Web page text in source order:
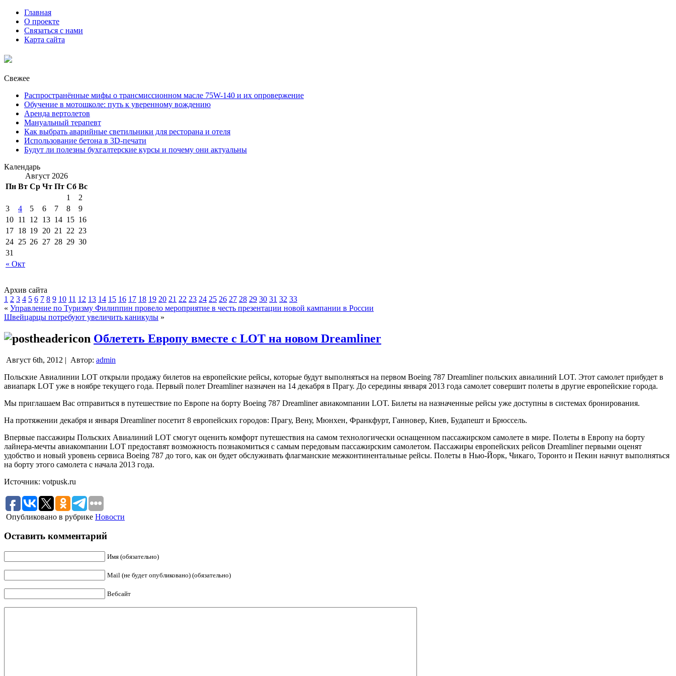
Главная
О проекте
Связаться с нами
Карта сайта
Свежее
Распространённые мифы о трансмиссионном масле 75W-140 и их опровержение
Обучение в мотошколе: путь к уверенному вождению
Аренда вертолетов
Мануальный терапевт
Как выбрать аварийные светильники для ресторана и отеля
Использование бетона в 3D-печати
Будут ли полезны бухгалтерские курсы и почему они актуальны
Календарь
Август 2026
Пн Вт Ср Чт Пт Сб Вс
« Окт
1
2
3
4 5 6 7 8
9
10 11 12 13 14 15 16
17 18 19 20 21 22 23
24 25 26 27 28 29 30
31
Архив сайта
1 2 3 4 5 6 7 8 9 10 11 12 13 14 15 16 17 18 19 20 21 22 23 24 25 26 27 28 29 30 31 32 33
« Управление по Туризму Филиппин провело мероприятие в честь презентации новой кампании в России
Швейцарцы потребуют увеличить каникулы »
Облететь Европу вместе с LOT на новом Dreamliner
Август 6th, 2012 | Автор: admin
Польские Авиалинии LOT открыли продажу билетов на европейские рейсы, которые будут выполняться на первом Boeing 787 Dreamliner польских авиалиний LOT. Этот самолет прибудет в
авиапарк LOT уже в ноябре текущего года. Первый полет Dreamliner назначен на 14 декабря в Прагу. До середины января 2013 года самолет совершит полеты в другие европейские города.
Мы приглашаем Вас отправиться в путешествие по Европе на борту Boeing 787 Dreamliner авиакомпании LOT. Билеты на назначенные рейсы уже доступны в системах бронирования.
На протяжении декабря и января Dreamliner посетит 8 европейских городов: Прагу, Вену, Мюнхен, Франкфурт, Ганновер, Киев, Будапешт и Брюссель.
Впервые пассажиры Польских Авиалиний LOT смогут оценить комфорт путешествия на самом технологически оснащенном пассажирском самолете в мире. Полеты в Европу на борту
лайнера-мечты авиакомпании LOT предоставят возможность познакомиться с самым передовым пассажирским самолетом. Пассажиры европейских рейсов Dreamliner первыми оценят
удобство и новый уровень сервиса Boeing 787 до того, как он будет обслуживать флагманские межконтинентальные рейсы. Полеты в Нью-Йорк, Чикаго, Торонто и Пекин начнут выполняться
на борту этого самолета с начала 2013 года.
Источник: votpusk.ru
Опубликовано в рубрике Новости
Оставить комментарий
Имя (обязательно)
Mail (не будет опубликовано) (обязательно)
Вебсайт